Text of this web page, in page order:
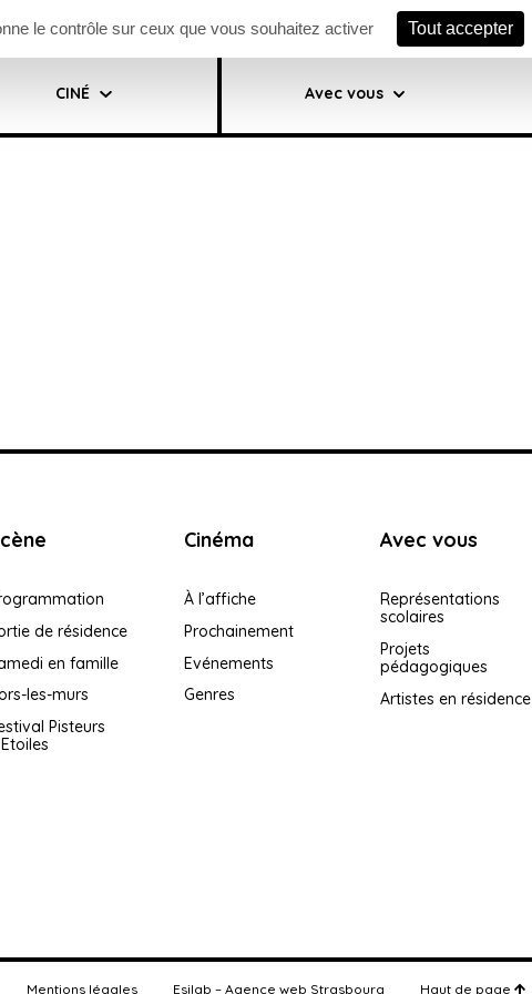
la newsletter Facebook scène Facebook ciné
CINÉ Avec vous
de résidence
en famille
les-murs
Pisteurs
Cinéma
À l’affiche
Prochainement
Evénements
Genres
Avec vous
Représentations
scolaires
Projets
pédagogiques
Artistes en résidence
Mentions légales Esilab – Agence web Strasbourg Haut de page
le contrôle sur ceux que vous souhaitez activer Tout accepter